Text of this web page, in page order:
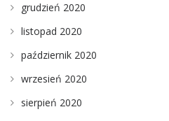
grudzień 2020
listopad 2020
październik 2020
wrzesień 2020
sierpień 2020